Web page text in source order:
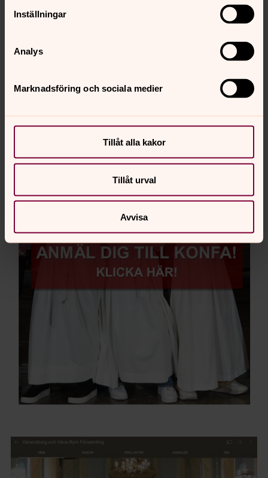
Inställningar
Analys
Marknadsföring och sociala medier
Tillåt alla kakor
Tillåt urval
Avvisa
Prenumerera på Månadsbladet